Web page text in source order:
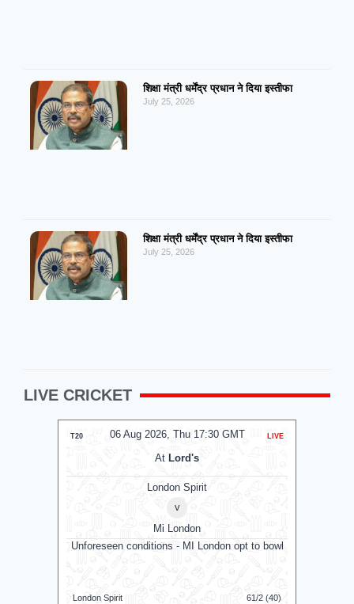
शिक्षा मंत्री धर्मेंद्र प्रधान ने दिया इस्तीफा
July 25, 2026
शिक्षा मंत्री धर्मेंद्र प्रधान ने दिया इस्तीफा
July 25, 2026
LIVE CRICKET
06 Aug 2026, Thu 17:30 GMT
T20 LIVE
At Lord's
London Spirit
v
Mi London
Unforeseen conditions - MI London opt to bowl
London Spirit 61/2 (40)